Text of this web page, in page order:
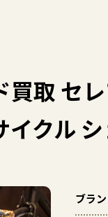
取 セ
イクル
ブラ